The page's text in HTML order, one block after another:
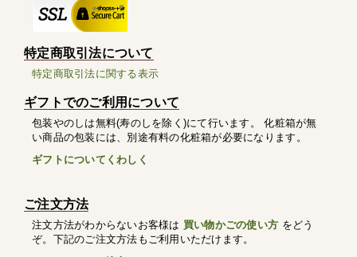
特定商取引法について
特定商取引法に関する表示
ギフトでのご利用について
包装やのしは無料(寿のしを除く)にて行います。 化粧箱が無
い商品の包装には、別途有料の化粧箱が必要になります。
ギフトについてくわしく
ご注文方法
注文方法がわからないお客様は 買い物かごの使い方 をどう
ぞ。下記のご注文方法もご利用いただけます。